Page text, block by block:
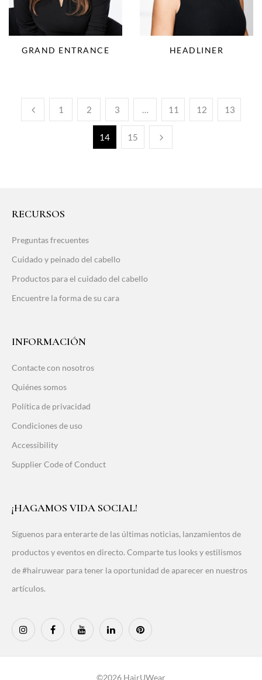
GRAND ENTRANCE HEADLINER
1 2 3 11 12 13
14 15
RECURSOS
Preguntas frecuentes
Cuidado y peinado del cabello
Productos para el cuidado del cabello
Encuentre la forma de su cara
INFORMACIÓN
Contacte con nosotros
Quiénes somos
Política de privacidad
Condiciones de uso
Accessibility
Supplier Code of Conduct
¡HAGAMOS VIDA SOCIAL!
Síguenos para enterarte de las últimas noticias, lanzamientos de
productos y eventos en directo. Comparte tus looks y estilismos
de #hairuwear para tener la oportunidad de aparecer en nuestros
artículos.
©2026 HairUWear